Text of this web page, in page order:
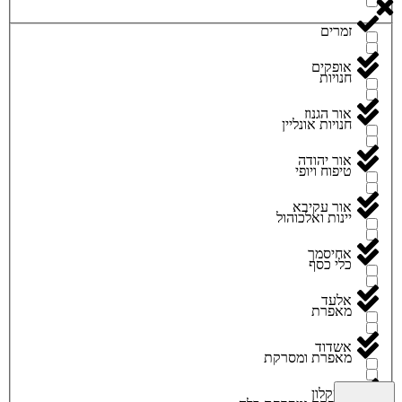
זמרים
חנויות
חנויות אונליין
טיפוח ויופי
יינות ואלכוהול
כלי כסף
מאפרת
מאפרת ומסרקת
אופקים
אור הגנוז
אור יהודה
אור עקיבא
אחיסמך
אלעד
אשדוד
אשקלון